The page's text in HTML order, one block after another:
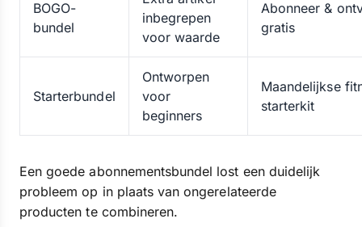
BOGO-
bundel
inbegrepen
voor waarde
Abonneer &
gratis
Starterbundel
Ontworpen
voor
beginners
Maandelijkse
starterkit
Een goede abonnementsbundel lost een duidelijk
probleem op in plaats van ongerelateerde
producten te combineren.